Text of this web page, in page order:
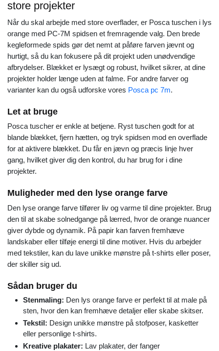
store projekter
Når du skal arbejde med store overflader, er Posca tuschen i lys
orange med PC-7M spidsen et fremragende valg. Den brede
kegleformede spids gør det nemt at påføre farven jævnt og
hurtigt, så du kan fokusere på dit projekt uden unødvendige
afbrydelser. Blækket er lysægt og robust, hvilket sikrer, at dine
projekter holder længe uden at falme. For andre farver og
varianter kan du også udforske vores Posca pc 7m.
Let at bruge
Posca tuscher er enkle at betjene. Ryst tuschen godt for at
blande blækket, fjern hætten, og tryk spidsen mod en overflade
for at aktivere blækket. Du får en jævn og præcis linje hver
gang, hvilket giver dig den kontrol, du har brug for i dine
projekter.
Muligheder med den lyse orange farve
Den lyse orange farve tilfører liv og varme til dine projekter. Brug
den til at skabe solnedgange på lærred, hvor de orange nuancer
giver dybde og dynamik. På papir kan farven fremhæve
landskaber eller tilføje energi til dine motiver. Hvis du arbejder
med tekstiler, kan du lave unikke mønstre på t-shirts eller poser,
der skiller sig ud.
Sådan bruger du
Stenmaling: Den lys orange farve er perfekt til at male på
sten, hvor den kan fremhæve detaljer eller skabe skitser.
Tekstil: Design unikke mønstre på stofposer, kasketter
eller personlige t-shirts.
Kreative plakater: Lav plakater, der fanger